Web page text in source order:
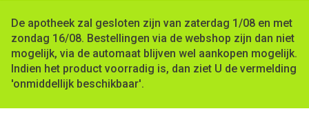
De apotheek zal gesloten zijn van zaterdag 1/08 en met
zondag 16/08. Bestellingen via de webshop zijn dan niet
mogelijk, via de automaat blijven wel aankopen mogelijk.
Indien het product voorradig is, dan ziet U de vermelding
'onmiddellijk beschikbaar'.